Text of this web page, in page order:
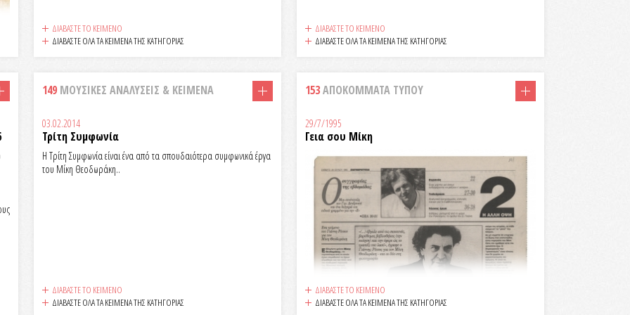
ΔΙΑΒΑΣΤΕ ΤΟ ΚΕΙΜΕΝΟ
ΔΙΑΒΑΣΤΕ ΟΛΑ ΤΑ ΚΕΙΜΕΝΑ ΤΗΣ ΚΑΤΗΓΟΡΙΑΣ
ΔΙΑΒΑΣΤΕ ΤΟ ΚΕΙΜΕΝΟ
ΔΙΑΒΑΣΤΕ ΟΛΑ ΤΑ ΚΕΙΜΕΝΑ ΤΗΣ ΚΑΤΗΓΟΡΙΑΣ
149 ΜΟΥΣΙΚΕΣ ΑΝΑΛΥΣΕΙΣ & KEIMENA
03.02.2014
Τρίτη Συμφωνία
Η Τρίτη Συμφωνία είναι ένα από τα σπουδαιότερα συμφωνικά έργα
του Μίκη Θεοδωράκη..
ΔΙΑΒΑΣΤΕ ΤΟ ΚΕΙΜΕΝΟ
ΔΙΑΒΑΣΤΕ ΟΛΑ ΤΑ ΚΕΙΜΕΝΑ ΤΗΣ ΚΑΤΗΓΟΡΙΑΣ
153ΑΠΟΚΟΜΜΑΤΑ ΤΥΠΟΥ
29/7/1995
Γεια σου Μίκη
ΔΙΑΒΑΣΤΕ ΤΟ ΚΕΙΜΕΝΟ
ΔΙΑΒΑΣΤΕ ΟΛΑ ΤΑ ΚΕΙΜΕΝΑ ΤΗΣ ΚΑΤΗΓΟΡΙΑΣ